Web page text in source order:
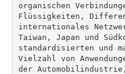
organischen
Flüssigkeiten,
internationales
Taiwan, Japan und
standardisierten und
Vielzahl von
der